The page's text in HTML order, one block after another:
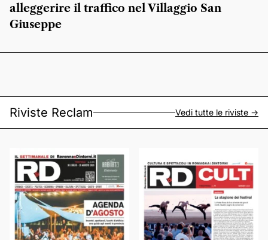
alleggerire il traffico nel Villaggio San
Giuseppe
Riviste Reclam Vedi tutte le riviste ->